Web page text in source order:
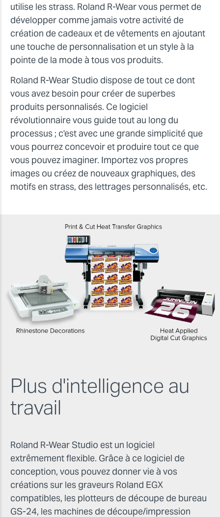
utilise les strass. Roland R-Wear vous permet de
développer comme jamais votre activité de
création de cadeaux et de vêtements en ajoutant
une touche de personnalisation et un style à la
pointe de la mode à tous vos produits.
Roland R-Wear Studio dispose de tout ce dont
vous avez besoin pour créer de superbes
produits personnalisés. Ce logiciel
révolutionnaire vous guide tout au long du
processus ; c'est avec une grande simplicité que
vous pourrez concevoir et produire tout ce que
vous pouvez imaginer. Importez vos propres
images ou créez de nouveaux graphiques, des
motifs en strass, des lettrages personnalisés, etc.
Plus d'intelligence au
travail
Roland R-Wear Studio est un logiciel
extrêmement flexible. Grâce à ce logiciel de
conception, vous pouvez donner vie à vos
créations sur les graveurs Roland EGX
compatibles, les plotteurs de découpe de bureau
GS-24, les machines de découpe/impression